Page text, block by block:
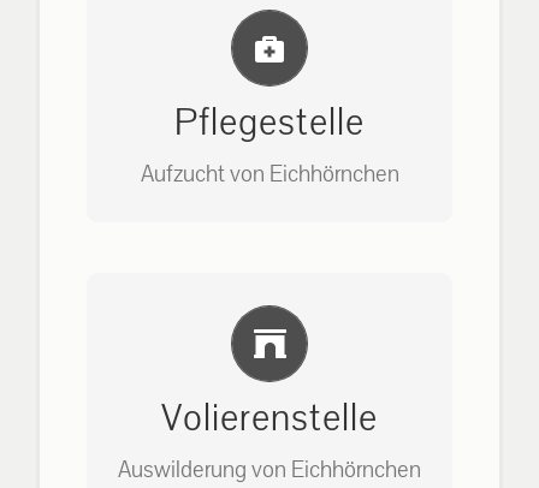
Pflegestelle
Aufzucht von Eichhörnchen
Einlernung und Infos
auf: 0162-7909946
Volierenstelle
Auswilderung von Eichhörnchen
Einlernung und Infos